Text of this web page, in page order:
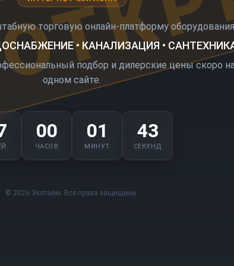
торговую онлайн-платформу оборудования.
• КАНАЛИЗАЦИЯ •
подбор и дилерские цены скоро
одном сайте.
00
ЧАСОВ
01
МИНУТ
43
СЕКУНД
© 2026 Экотайм. Все права защищены.